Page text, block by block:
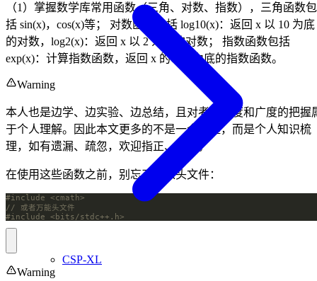
CSP-XL
（1）掌握数学库常用函数（三角、对数、指数），三角函数包
括 sin(x)，cos(x)等； 对数函数包括 log10(x)：返回 x 以 10 为底
的对数，log2(x)：返回 x 以 2 为底的对数； 指数函数包括
exp(x)：计算指数函数，返回 x 的以 e 为底的指数函数。
Warning
本人也是边学、边实验、边总结，且对考纲深度和广度的把握
于个人理解。因此本文更多的不是一个教程，而是个人知识梳
理，如有遗漏、疏忽，欢迎指正、交流。
在使用这些函数之前，别忘了引入头文件：
#include
<cmath>
#include
<bits/stdc++.h>
Warning